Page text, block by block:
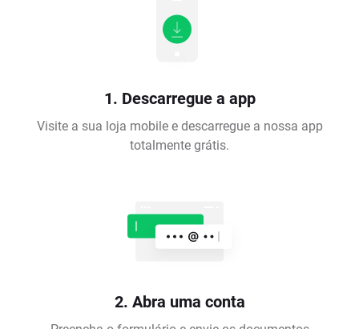
1. Descarregue a app
Visite a sua loja mobile e descarregue a nossa app
totalmente grátis.
2. Abra uma conta